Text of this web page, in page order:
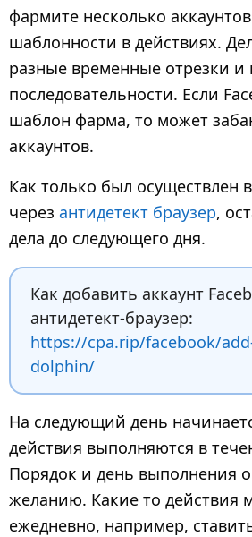
фармите несколько
шаблонности в действиях.
разные временные отрезки и
последовательности. Если
шаблон фарма, то может
аккаунтов.
Как только был осуществлен
через антидетект браузер,
дела до следующего дня.
Как добавить аккаунт
антидетект-браузер:
https://cpa.rip/facebook/
dolphin/
На следующий день
действия выполняются в
Порядок и день выполнения
желанию. Какие то действия
ежедневно, например,